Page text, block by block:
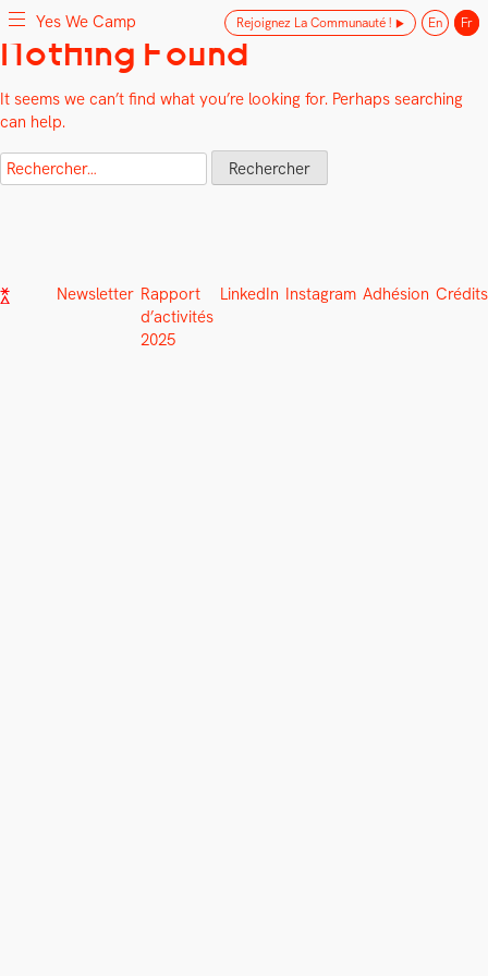
toYes We Camp
Utilisation inventive des espaces disponibles
Nothing Found
It seems we can’t find what you’re looking for. Perhaps searching
can help.
Rechercher :
Newsletter Rapport
d’activités
2025
LinkedIn Instagram Adhésion Crédits
Yes We Camp Rejoignez La Communauté ! En Fr